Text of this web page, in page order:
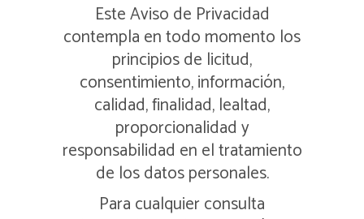
Este Aviso de Privacidad
contempla en todo momento los
principios de licitud,
consentimiento, información,
calidad, finalidad, lealtad,
proporcionalidad y
responsabilidad en el tratamiento
de los datos personales.
Para cualquier consulta